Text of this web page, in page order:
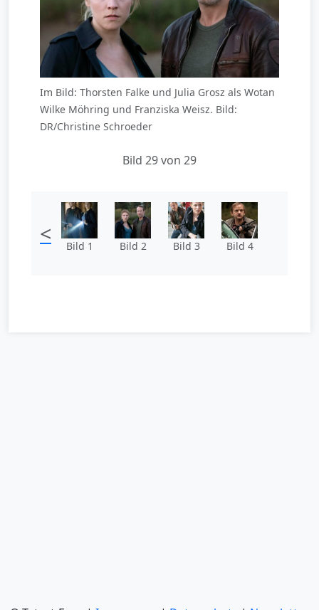
Im Bild: Thorsten Falke und Julia Grosz als Wotan
Wilke Möhring und Franziska Weisz. Bild:
DR/Christine Schroeder
Bild 29 von 29
< Bild 1 Bild 2 Bild 3 Bild 4